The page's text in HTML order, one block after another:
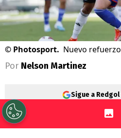
© Photosport. Nuevo
Por Nelson Martinez
Sigue a